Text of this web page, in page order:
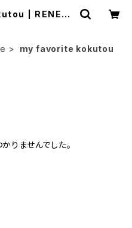
| RENEMI
my favorite kokutou
りませんでした。